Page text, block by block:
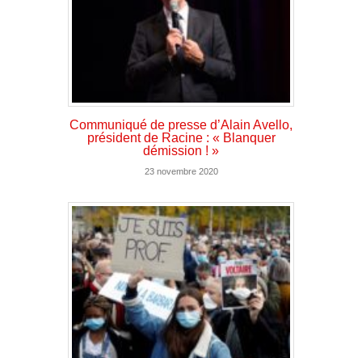
Communiqué de presse d’Alain Avello,
président de Racine : « Blanquer
démission ! »
23 novembre 2020